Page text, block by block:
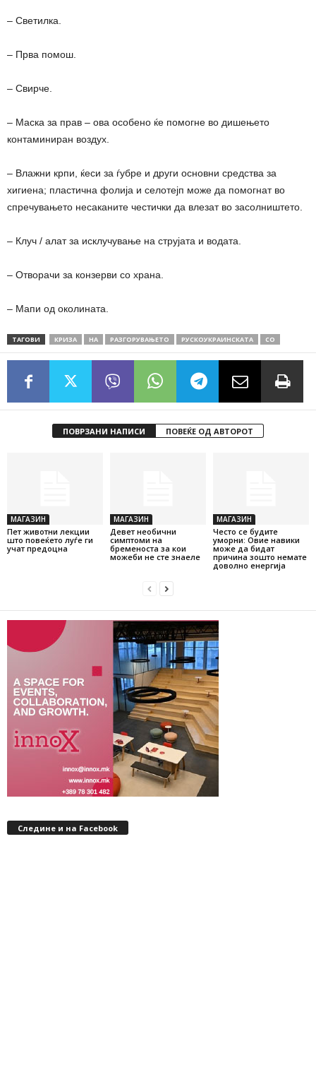
– Светилка.
– Прва помош.
– Свирче.
– Маска за прав – ова особено ќе помогне во дишењето
контаминиран воздух.
– Влажни крпи, ќеси за ѓубре и други основни средства за
хигиена; пластична фолија и селотејп може да помогнат во
спречувањето несаканите честички да влезат во засолништето.
– Клуч / алат за исклучување на струјата и водата.
– Отворачи за конзерви со храна.
– Мапи од околината.
ТАГОВИ КРИЗА НА РАЗГОРУВАЊЕТО РУСКОУКРАИНСКАТА СО
ПОВРЗАНИ НАПИСИ ПОВЕЌЕ ОД АВТОРОТ
МАГАЗИН
Пет животни лекции
што повеќето луѓе ги
учат предоцна
МАГАЗИН
Девет необични
симптоми на
бременоста за кои
можеби не сте знаеле
МАГАЗИН
Често се будите
уморни: Овие навики
може да бидат
причина зошто немате
доволно енергија
Следине и на Facebook